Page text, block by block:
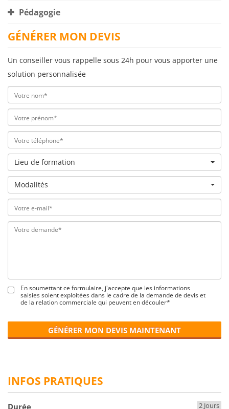
Pédagogie
GÉNÉRER MON DEVIS
Un conseiller vous rappelle sous 24h pour vous apporter une
solution personnalisée
Lieu de formation
Modalités
En soumettant ce formulaire, j'accepte que les informations
saisies soient exploitées dans le cadre de la demande de devis et
de la relation commerciale qui peuvent en découler*
GÉNÉRER MON DEVIS MAINTENANT
INFOS PRATIQUES
Durée 2 Jours